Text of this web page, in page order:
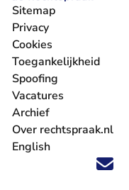
Volg ons op X
Volg ons op
Volg ons op
Volg ons
Volg
'Blijf
Sitemap
Privacy
Cookies
Toegankelijkheid
Spoofing
Vacatures
- U verlaat
Archief
Over rechtspraak.nl
English